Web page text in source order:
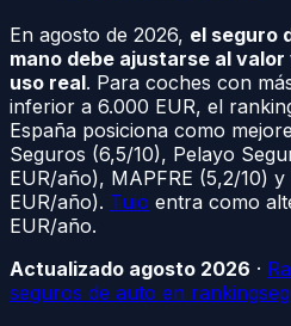
En agosto de 2026, el seguro
mano debe ajustarse al
uso real. Para coches con
inferior a 6.000 EUR, el
España posiciona como
Seguros (6,5/10), Pelayo
EUR/año), MAPFRE (5,2/10) y
EUR/año). Tuio entra como
EUR/año.
Actualizado agosto 2026 ·
seguros de auto en